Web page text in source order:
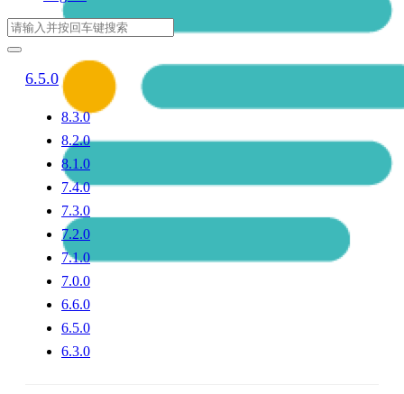
6.5.0
8.3.0
8.2.0
8.1.0
7.4.0
7.3.0
7.2.0
7.1.0
7.0.0
6.6.0
6.5.0
6.3.0